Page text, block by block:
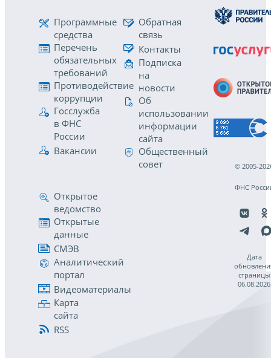
Программные
средства
Перечень
обязательных
требований
Противодействие
коррупции
Госслужба
в ФНС
России
Вакансии
Обратная
связь
Контакты
Подписка
на
новости
Об
использовании
информации
сайта
Общественный
совет
Открытое
ведомство
Открытые
данные
СМЭВ
Аналитический
портал
Видеоматериалы
Карта
сайта
RSS
© 2005-
ФНС
Дата
страницы
06.08.2026